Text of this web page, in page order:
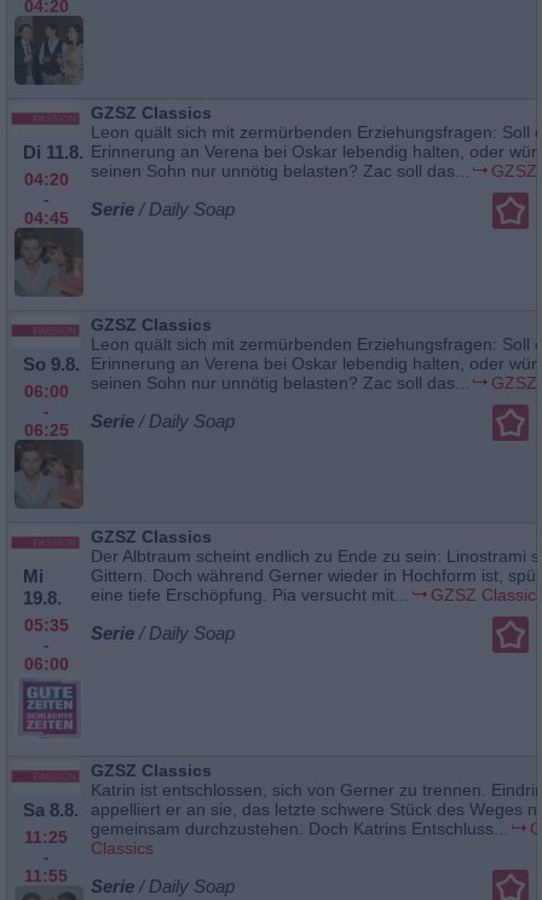
04:20
Di 11.8.
04:20
-
04:45
GZSZ Classics
Leon quält sich mit zermürbenden Erziehungsfragen: Soll
Erinnerung an Verena bei Oskar lebendig halten, oder
seinen Sohn nur unnötig belasten? Zac soll das...
GZSZ
Serie / Daily Soap
So 9.8.
06:00
-
06:25
GZSZ Classics
Leon quält sich mit zermürbenden Erziehungsfragen: Soll
Erinnerung an Verena bei Oskar lebendig halten, oder
seinen Sohn nur unnötig belasten? Zac soll das...
GZSZ
Serie / Daily Soap
Mi
19.8.
05:35
-
06:00
GZSZ Classics
Der Albtraum scheint endlich zu Ende zu sein: Linostrami
Gittern. Doch während Gerner wieder in Hochform ist,
eine tiefe Erschöpfung. Pia versucht mit...
GZSZ
Serie / Daily Soap
Sa 8.8.
11:25
-
11:55
GZSZ Classics
Katrin ist entschlossen, sich von Gerner zu trennen.
appelliert er an sie, das letzte schwere Stück des Weges
gemeinsam durchzustehen. Doch Katrins Entschluss...
Classics
Serie / Daily Soap